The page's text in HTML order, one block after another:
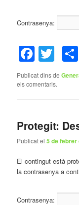
Contrasenya:
Publicat dins de
els comentaris.
Protegit:
Publicat el5 de febrer
El contingut està
la contrasenya a
Contrasenya: